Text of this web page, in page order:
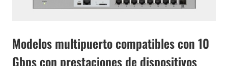
Modelos multipuerto compatibles con 10
Gbps con prestaciones de dispositivos